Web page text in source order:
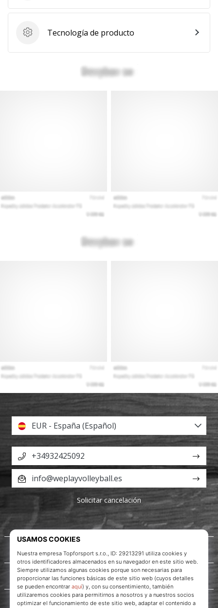
Tecnología de producto
Tecnología de producto
Acerca de nosotros
Servicio al cliente
EUR - España (Español)
+34932425092
info@weplayvolleyball.es
Solicitar cancelación